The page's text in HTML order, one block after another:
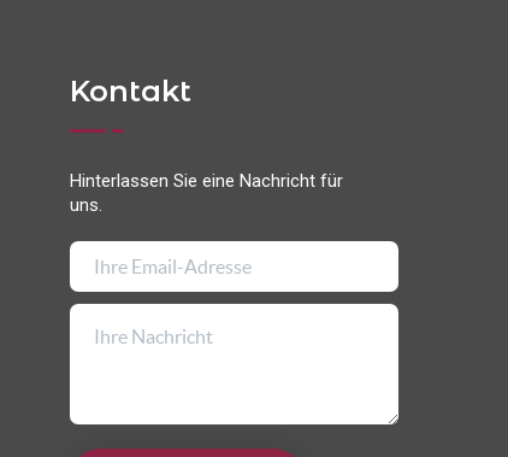
Kontakt
Hinterlassen Sie eine Nachricht für
uns.